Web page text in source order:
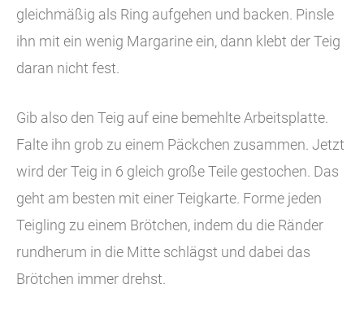
gleichmäßig als Ring aufgehen und backen. Pinsle
ihn mit ein wenig Margarine ein, dann klebt der Teig
daran nicht fest.
Gib also den Teig auf eine bemehlte Arbeitsplatte.
Falte ihn grob zu einem Päckchen zusammen. Jetzt
wird der Teig in 6 gleich große Teile gestochen. Das
geht am besten mit einer Teigkarte. Forme jeden
Teigling zu einem Brötchen, indem du die Ränder
rundherum in die Mitte schlägst und dabei das
Brötchen immer drehst.